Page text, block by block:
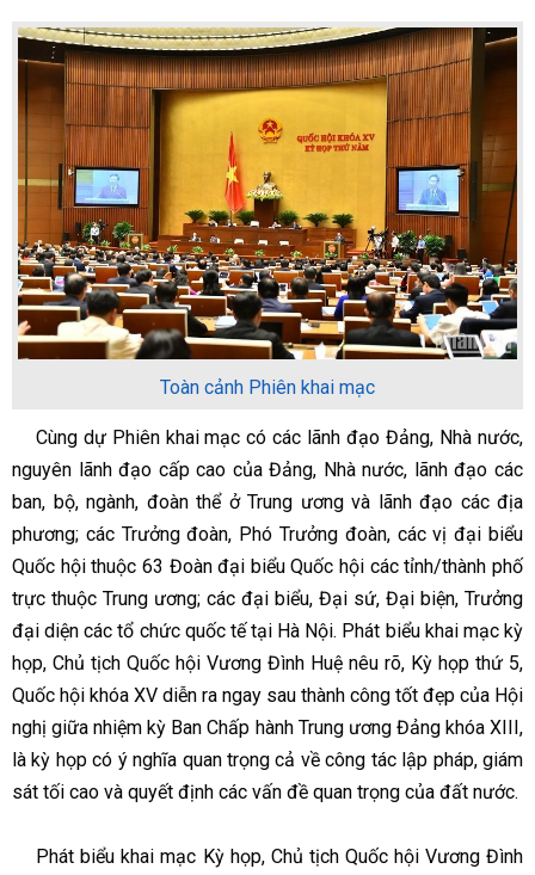
Toàn cảnh Phiên khai mạc
Cùng dự Phiên khai mạc có các lãnh đạo Đảng, Nhà nước,
nguyên lãnh đạo cấp cao của Đảng, Nhà nước, lãnh đạo các
ban, bộ, ngành, đoàn thể ở Trung ương và lãnh đạo các địa
phương; các Trưởng đoàn, Phó Trưởng đoàn, các vị đại biểu
Quốc hội thuộc 63 Đoàn đại biểu Quốc hội các tỉnh/thành phố
trực thuộc Trung ương; các đại biểu, Đại sứ, Đại biện, Trưởng
đại diện các tổ chức quốc tế tại Hà Nội. Phát biểu khai mạc kỳ
họp, Chủ tịch Quốc hội Vương Đình Huệ nêu rõ, Kỳ họp thứ 5,
Quốc hội khóa XV diễn ra ngay sau thành công tốt đẹp của Hội
nghị giữa nhiệm kỳ Ban Chấp hành Trung ương Đảng khóa XIII,
là kỳ họp có ý nghĩa quan trọng cả về công tác lập pháp, giám
sát tối cao và quyết định các vấn đề quan trọng của đất nước.
Phát biểu khai mạc Kỳ họp, Chủ tịch Quốc hội Vương Đình